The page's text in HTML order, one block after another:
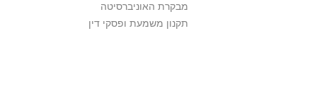
מבקרת האוניברסיטה
תקנון משמעת ופסקי דין